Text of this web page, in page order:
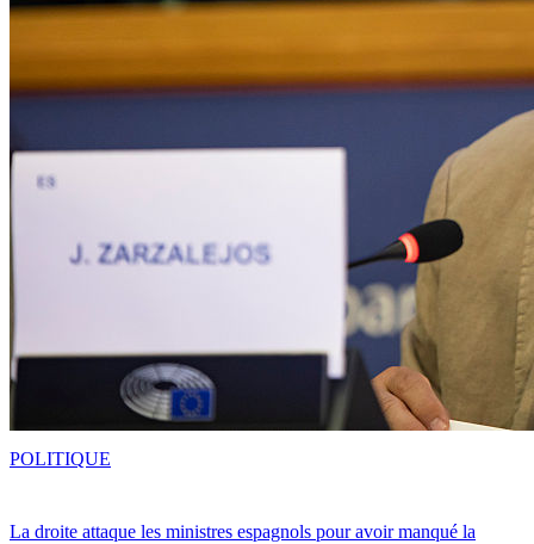
La droite attaque les ministres espagnols pour avoir manqué la
POLITIQUE